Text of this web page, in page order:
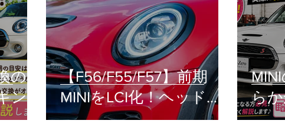
の
ン
【F56/F55/F57】前期
MINIをLCI化！ヘッドラ
イト交換の疑問（車検・
らか
愛車